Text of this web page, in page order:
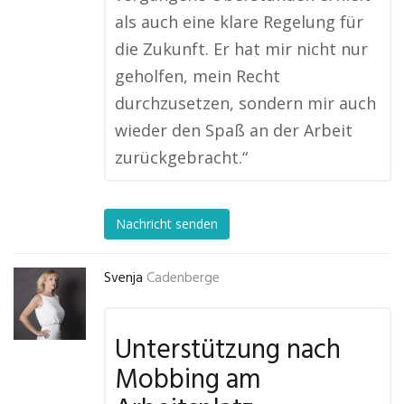
als auch eine klare Regelung für
die Zukunft. Er hat mir nicht nur
geholfen, mein Recht
durchzusetzen, sondern mir auch
wieder den Spaß an der Arbeit
zurückgebracht.“
Nachricht senden
Svenja Cadenberge
Unterstützung nach
Mobbing am